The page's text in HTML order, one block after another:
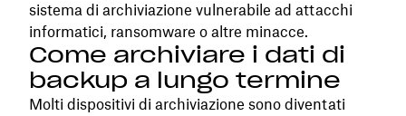
sistema di archiviazione vulnerabile ad attacchi
informatici, ransomware o altre minacce.
Come archiviare i dati di
backup a lungo termine
Molti dispositivi di archiviazione sono diventati